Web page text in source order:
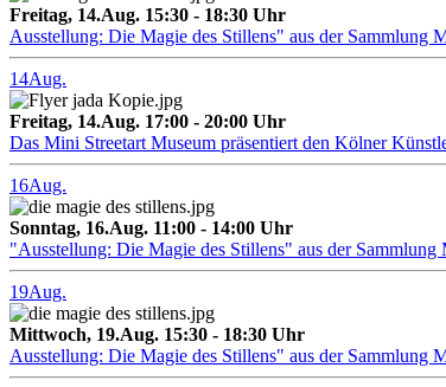
Freitag, 14.Aug. 15:30 - 18:30 Uhr
Ausstellung: Die Magie des Stillens" aus der Sammlung
14Aug.
Freitag, 14.Aug. 17:00 - 20:00 Uhr
Das Mini Streetart Museum präsentiert den Kölner
16Aug.
Sonntag, 16.Aug. 11:00 - 14:00 Uhr
"Ausstellung: Die Magie des Stillens" aus der Sammlung
19Aug.
Mittwoch, 19.Aug. 15:30 - 18:30 Uhr
Ausstellung: Die Magie des Stillens" aus der Sammlung